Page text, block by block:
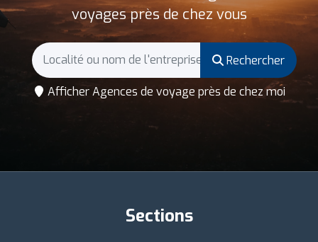
voyages près de chez vous
Rechercher
Afficher Agences de voyage près de chez moi
Sections